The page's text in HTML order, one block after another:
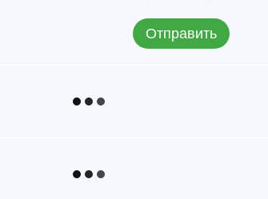
Отправить